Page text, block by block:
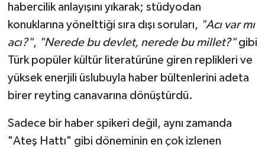
habercilik anlayışını yıkarak; stüdyodan
konuklarına yönelttiği sıra dışı soruları, "Acı var mı
acı?", "Nerede bu devlet, nerede bu millet?"gibi
Türk popüler kültür literatürüne giren replikleri ve
yüksek enerjili üslubuyla haber bültenlerini adeta
birer reyting canavarına dönüştürdü.
Sadece bir haber spikeri değil, aynı zamanda
"Ateş Hattı" gibi döneminin en çok izlenen